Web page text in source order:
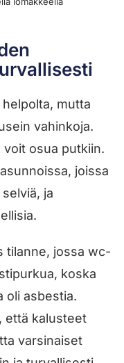
mutta
vahinkoja.
osua putkiin.
joissa
ja
tilanne, jossa wc-
koska
oli asbestia.
että kalusteet
varsinaiset